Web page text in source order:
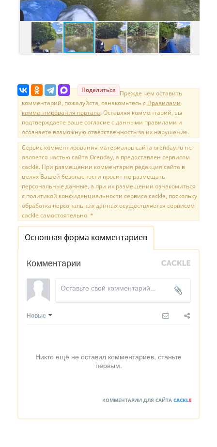
Поделиться Прежде чем оставить
комментарий, пожалуйста, ознакомьтесь с Правилами
комментирования портала. Оставляя комментарий, вы
подтверждаете ваше согласие с данными правилами и
осознаете возможную ответственность за их нарушение.
Сервис комментирования материалов сайта orenday.ru не
является частью сайта Orenday, а предоставлен сервисом
cackle. При размещении комментария редакция сайта в
целях Вашей безопасности просит не размещать
персональные данные, а при их размещении ознакомиться
с политикой конфиденциальности сервиса cackle, поскольку
обработка персональных данных осуществляется сервисом
cackle самостоятельно. *
Основная форма комментариев
Комментарии
Новые
Никто ещё не оставил комментариев, станьте
первым.
КОММЕНТАРИИ ДЛЯ САЙТА CACKLE